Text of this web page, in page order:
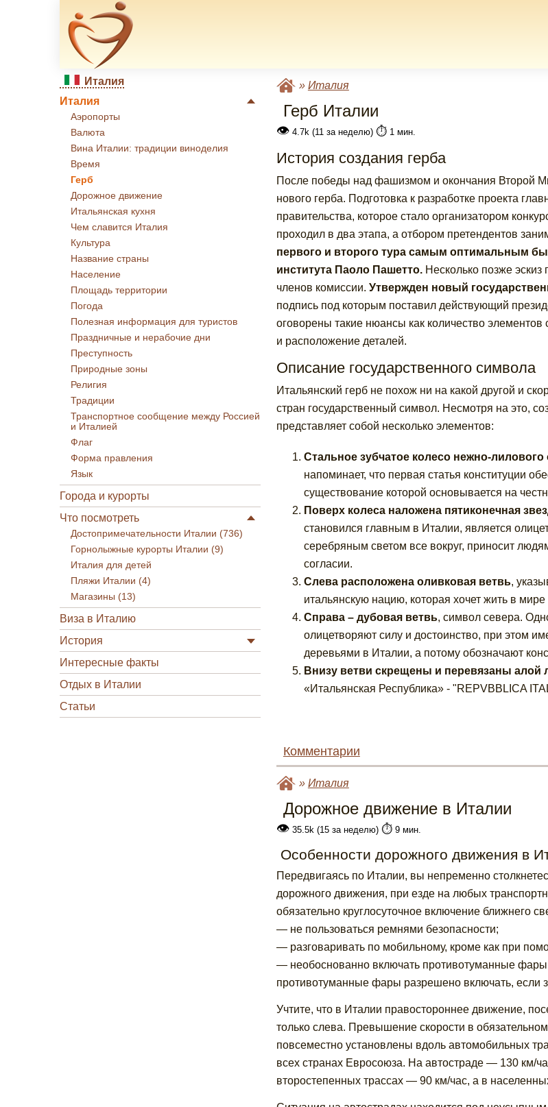
Италия
Италия
Аэропорты
Валюта
Вина Италии: традиции виноделия
Время
Герб
Дорожное движение
Итальянская кухня
Чем славится Италия
Культура
Название страны
Население
Площадь территории
Погода
Полезная информация для туристов
Праздничные и нерабочие дни
Преступность
Природные зоны
Религия
Традиции
Транспортное сообщение между Россией
и Италией
Флаг
Форма правления
Язык
Города и курорты
Что посмотреть
Достопримечательности Италии (736)
Горнолыжные курорты Италии (9)
Италия для детей
Пляжи Италии (4)
Магазины (13)
Виза в Италию
История
Интересные факты
Отдых в Италии
Статьи
» Италия
Герб Италии
👁4.7k (11 за неделю) ⏱️1 мин.
История создания герба
После победы над фашизмом и окончания Второй
нового герба. Подготовка к разработке проекта
правительства, которое стало организатором
проходил в два этапа, а отбором претендентов
первого и второго тура самым оптимальным
института Паоло Пашетто.Несколько позже эскиз
членов комиссии. Утвержден новый
подпись под которым поставил действующий
оговорены такие нюансы как количество
и расположение деталей.
Описание государственного символа
Итальянский герб не похож ни на какой другой и
стран государственный символ. Несмотря на это,
представляет собой несколько элементов:
Стальное зубчатое колесо нежно-лилового
напоминает, что первая статья конституции
существование которой основывается на
Поверх колеса наложена пятиконечная
становился главным в Италии, является
серебряным светом все вокруг, приносит
согласии.
Слева расположена оливковая ветвь,
итальянскую нацию, которая хочет жить в
Справа – дубовая ветвь, символ севера.
олицетворяют силу и достоинство, при этом
деревьями в Италии, а потому обозначают
Внизу ветви скрещены и перевязаны алой
«Итальянская Республика» - "REPVBBLICA
Комментарии
» Италия
Дорожное движение в Италии
👁35.5k (15 за неделю) ⏱️9 мин.
Особенности дорожного движения в
Передвигаясь по Италии, вы непременно
дорожного движения, при езде на любых
обязательно круглосуточное включение ближнего
— не пользоваться ремнями безопасности;
— разговаривать по мобильному, кроме как при
— необоснованно включать противотуманные
противотуманные фары разрешено включать, если
Учтите, что в Италии правостороннее движение,
только слева. Превышение скорости в
повсеместно установлены вдоль автомобильных
всех странах Евросоюза. На автостраде — 130 км/
второстепенных трассах — 90 км/час, а в